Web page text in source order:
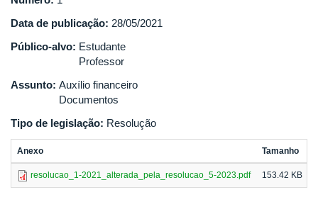
Data de publicação: 28/05/2021
Público-alvo: Estudante
Professor
Assunto: Auxílio financeiro
Documentos
Tipo de legislação: Resolução
Anexo Tamanho
resolucao_1-2021_alterada_pela_resolucao_5-2023.pdf 153.42 KB